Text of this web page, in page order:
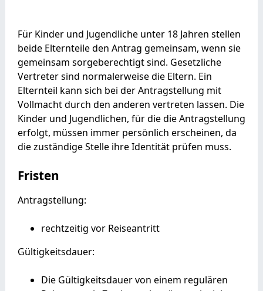
Für Kinder und Jugendliche unter 18 Jahren stellen
beide Elternteile den Antrag gemeinsam, wenn sie
gemeinsam sorgeberechtigt sind. Gesetzliche
Vertreter sind normalerweise die Eltern. Ein
Elternteil kann sich bei der Antragstellung mit
Vollmacht durch den anderen vertreten lassen. Die
Kinder und Jugendlichen, für die die Antragstellung
erfolgt, müssen immer persönlich erscheinen, da
die zuständige Stelle ihre Identität prüfen muss.
Fristen
Antragstellung:
rechtzeitig vor Reiseantritt
Gültigkeitsdauer:
Die Gültigkeitsdauer von einem regulären